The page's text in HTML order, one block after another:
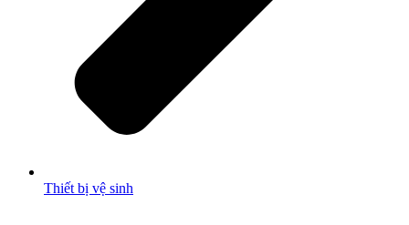
Thiết bị vệ sinh